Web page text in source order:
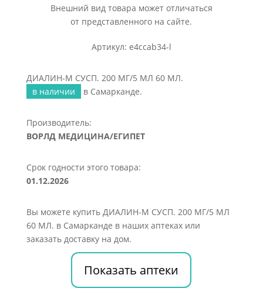
Внешний вид товара может отличаться
от представленного на сайте.
Артикул: e4ccab34-l
ДИАЛИН-М СУСП. 200 МГ/5 МЛ 60 МЛ.
в наличии
в Самарканде.
Производитель:
ВОРЛД МЕДИЦИНА/ЕГИПЕТ
Срок годности этого товара:
01.12.2026
Вы можете купить ДИАЛИН-М СУСП. 200 МГ/5 МЛ
60 МЛ. в Самарканде в наших аптеках или
заказать доставку на дом.
Показать аптеки